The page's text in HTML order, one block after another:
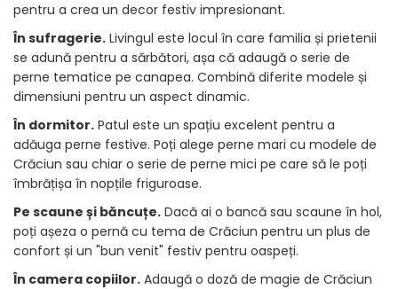
pentru a crea un decor festiv impresionant.
În sufragerie. Livingul este locul în care familia și prietenii
se adună pentru a sărbători, așa că adaugă o serie de
perne tematice pe canapea. Combină diferite modele și
dimensiuni pentru un aspect dinamic.
În dormitor. Patul este un spațiu excelent pentru a
adăuga perne festive. Poți alege perne mari cu modele de
Crăciun sau chiar o serie de perne mici pe care să le poți
îmbrățișa în nopțile friguroase.
Pe scaune și băncuțe. Dacă ai o bancă sau scaune în hol,
poți așeza o pernă cu tema de Crăciun pentru un plus de
confort și un "bun venit" festiv pentru oaspeți.
În camera copiilor. Adaugă o doză de magie de Crăciun